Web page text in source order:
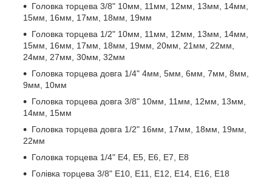
Головка торцева 3/8" 10мм, 11мм, 12мм, 13мм, 14мм,
15мм, 16мм, 17мм, 18мм, 19мм
Головка торцева 1/2" 10мм, 11мм, 12мм, 13мм, 14мм,
15мм, 16мм, 17мм, 18мм, 19мм, 20мм, 21мм, 22мм,
24мм, 27мм, 30мм, 32мм
Головка торцева довга 1/4" 4мм, 5мм, 6мм, 7мм, 8мм,
9мм, 10мм
Головка торцева довга 3/8" 10мм, 11мм, 12мм, 13мм,
14мм, 15мм
Головка торцева довга 1/2" 16мм, 17мм, 18мм, 19мм,
22мм
Головка торцева 1/4" E4, Е5, Е6, Е7, Е8
Голівка торцева 3/8" E10, Е11, Е12, Е14, Е16, Е18